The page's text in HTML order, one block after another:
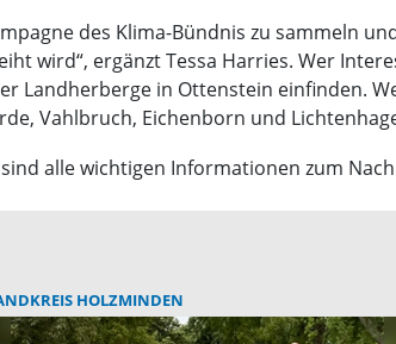
des Klima-Bündnis zu sammeln
wird“, ergänzt Tessa Harries. Wer
Landherberge in Ottenstein einfinden.
Vahlbruch, Eichenborn und
sind alle wichtigen Informationen zum
HOLZMINDEN